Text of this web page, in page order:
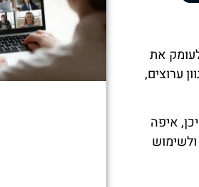
את
ערוצים,
איפה